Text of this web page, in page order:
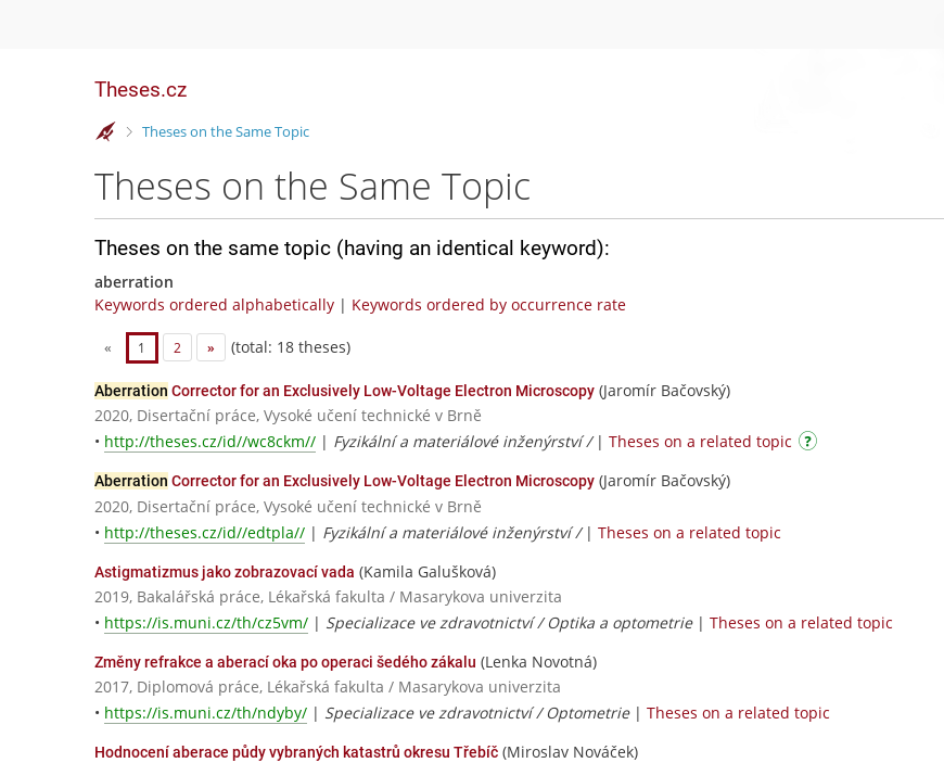
Theses.cz
>
Theses on the Same Topic
Theses on the Same Topic
Theses on the same topic (having an identical keyword):
aberration
Keywords ordered alphabetically | Keywords ordered by occurrence rate
« 1 2 » (total: 18 theses)
Aberration Corrector for an Exclusively Low-Voltage Electron Microscopy (Jaromír Bačovský)
2020, Disertační práce, Vysoké učení technické v Brně
• http://theses.cz/id//wc8ckm// | Fyzikální a materiálové inženýrství / | Theses on a related topic
Aberration Corrector for an Exclusively Low-Voltage Electron Microscopy (Jaromír Bačovský)
2020, Disertační práce, Vysoké učení technické v Brně
• http://theses.cz/id//edtpla// | Fyzikální a materiálové inženýrství / | Theses on a related topic
Astigmatizmus jako zobrazovací vada (Kamila Galušková)
2019, Bakalářská práce, Lékařská fakulta / Masarykova univerzita
• https://is.muni.cz/th/cz5vm/ | Specializace ve zdravotnictví / Optika a optometrie| Theses on a related topic
Změny refrakce a aberací oka po operaci šedého zákalu (Lenka Novotná)
2017, Diplomová práce, Lékařská fakulta / Masarykova univerzita
• https://is.muni.cz/th/ndyby/ | Specializace ve zdravotnictví / Optometrie| Theses on a related topic
Hodnocení aberace půdy vybraných katastrů okresu Třebíč (Miroslav Nováček)